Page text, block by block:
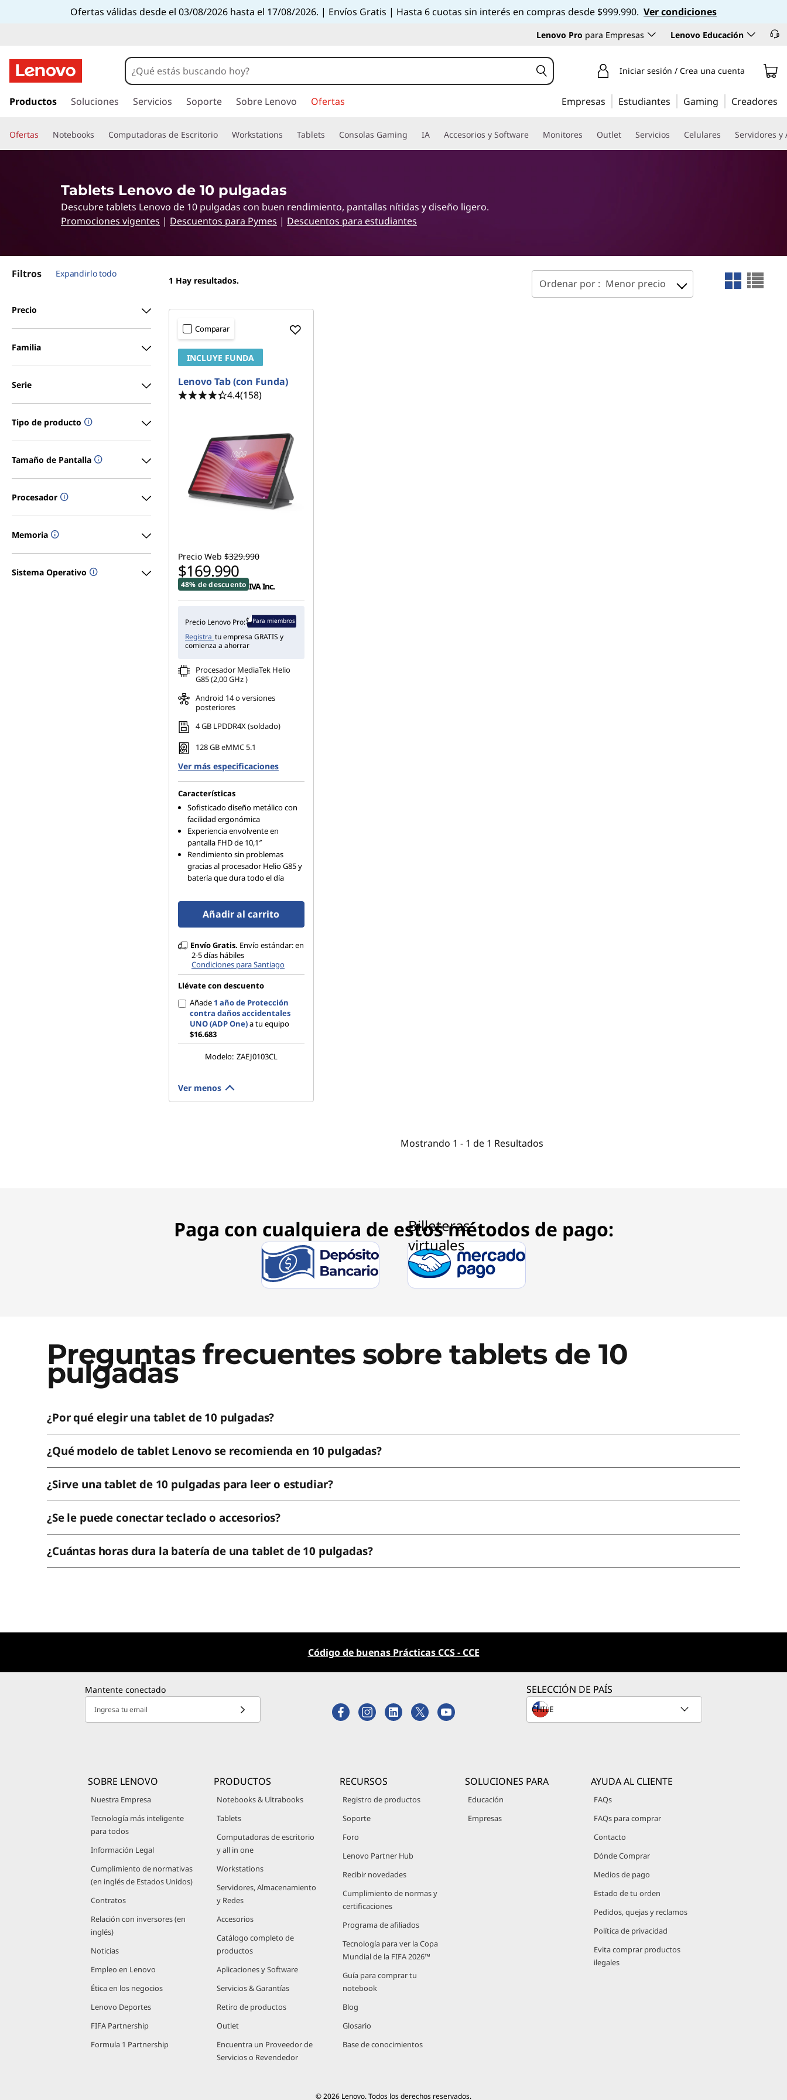
b
e
p
n
Ofertas válidas desde el 03/08/2026 hasta el 17/08/2026. | Envíos Gratis | Hasta 6 cuotas sin interés en compras desde $999.990. Ver condiciones
Lenovo Pro para Empresas Lenovo Educación
r
c
o
p
r
c
a
Iniciar sesión / Crea una cuenta
Productos Soluciones Servicios Soporte Sobre Lenovo Ofertas Empresas Estudiantes Gaming Creadores
Ofertas Notebooks Computadoras de Escritorio Workstations Tablets Consolas Gaming IA Accesorios y Software Monitores Outlet Servicios Celulares Servidores y
Tablets Lenovo de 10 pulgadas
Descubre tablets Lenovo de 10 pulgadas con buen rendimiento, pantallas nítidas y diseño ligero.
Promociones vigentes | Descuentos para Pymes | Descuentos para estudiantes
Filtros Expandirlo todo
Precio
Familia
Serie
Tipo de producto
Tamaño de Pantalla
Procesador
Memoria
Sistema Operativo
1 Hay resultados. Ordenar por : Menor precio
Comparar
INCLUYE FUNDA
Lenovo Tab (con Funda)
4.4(158)
Precio Web $329.990
$169.990
48% de descuento IVA Inc.
Precio Lenovo Pro: Para miembros
Registra tu empresa GRATIS y
comienza a ahorrar
Procesador MediaTek Helio
G85 (2,00 GHz )
Android 14 o versiones
posteriores
4 GB LPDDR4X (soldado)
128 GB eMMC 5.1
Ver más especificaciones
Características
Sofisticado diseño metálico con
facilidad ergonómica
Experiencia envolvente en
pantalla FHD de 10,1″
Rendimiento sin problemas
gracias al procesador Helio G85 y
batería que dura todo el día
Añadir al carrito
Envío Gratis. Envío estándar: en
2-5 días hábiles
Condiciones para Santiago
Llévate con descuento
Añade 1 año de Protección
contra daños accidentales
UNO (ADP One)a tu equipo
$16.683
Modelo: ZAEJ0103CL
Ver menos
Mostrando 1 - 1 de 1 Resultados
Paga con cualquiera de estos métodos de pago:
Preguntas frecuentes sobre tablets de 10
pulgadas
¿Por qué elegir una tablet de 10 pulgadas?
¿Qué modelo de tablet Lenovo se recomienda en 10 pulgadas?
¿Sirve una tablet de 10 pulgadas para leer o estudiar?
¿Se le puede conectar teclado o accesorios?
¿Cuántas horas dura la batería de una tablet de 10 pulgadas?
Código de buenas Prácticas CCS - CCE
Mantente conectado
Ingresa tu email
SELECCIÓN DE PAÍS
SOBRE LENOVO
Nuestra Empresa
Tecnología más inteligente
para todos
Información Legal
Cumplimiento de normativas
(en inglés de Estados Unidos)
Contratos
Relación con inversores (en
inglés)
Noticias
Empleo en Lenovo
Ética en los negocios
Lenovo Deportes
FIFA Partnership
Formula 1 Partnership
PRODUCTOS
Notebooks & Ultrabooks
Tablets
Computadoras de escritorio
y all in one
Workstations
Servidores, Almacenamiento
y Redes
Accesorios
Catálogo completo de
productos
Aplicaciones y Software
Servicios & Garantías
Retiro de productos
Outlet
Encuentra un Proveedor de
Servicios o Revendedor
RECURSOS
Registro de productos
Soporte
Foro
Lenovo Partner Hub
Recibir novedades
Cumplimiento de normas y
certificaciones
Programa de afiliados
Tecnología para ver la Copa
Mundial de la FIFA 2026™
Guía para comprar tu
notebook
Blog
Glosario
Base de conocimientos
SOLUCIONES PARA
Educación
Empresas
AYUDA AL CLIENTE
FAQs
FAQs para comprar
Contacto
Dónde Comprar
Medios de pago
Estado de tu orden
Pedidos, quejas y reclamos
Política de privacidad
Evita comprar productos
ilegales
© 2026 Lenovo. Todos los derechos reservados.